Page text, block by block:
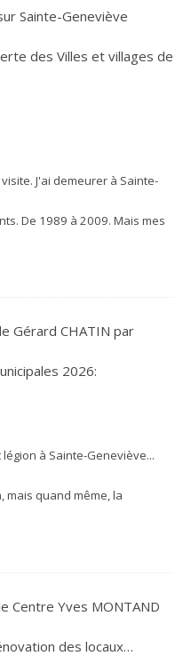
Sainte-Geneviève
des Villes et villages de
J'ai demeurer à Sainte-
De 1989 à 2009. Mais mes
Gérard CHATIN par
2026:
à Sainte-Geneviève...
mais quand même, la
Centre Yves MONTAND
des locaux…